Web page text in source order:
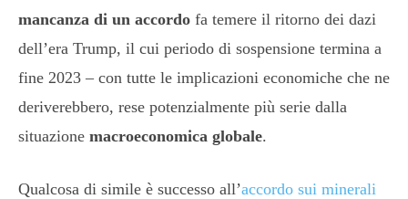
mancanza di un accordo fa temere il ritorno dei dazi
dell’era Trump, il cui periodo di sospensione termina a
fine 2023 – con tutte le implicazioni economiche che ne
deriverebbero, rese potenzialmente più serie dalla
situazione macroeconomica globale.
Qualcosa di simile è successo all’accordo sui minerali